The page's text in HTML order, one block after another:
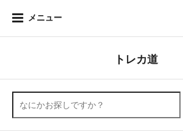
メニュー
トレカ道